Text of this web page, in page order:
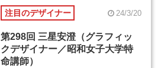
注目のデザイナー 24/3/20
第298回 三星安澄（グラフィッ
クデザイナー／昭和女子大学特
命講師）